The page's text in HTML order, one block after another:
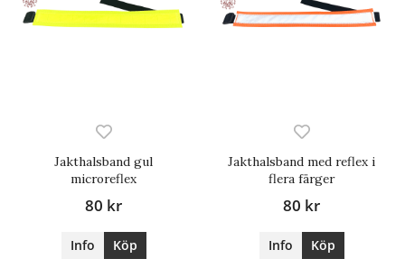
Jakthalsband gul
microreflex
80 kr
Info Köp
Jakthalsband med reflex i
flera färger
80 kr
Info Köp